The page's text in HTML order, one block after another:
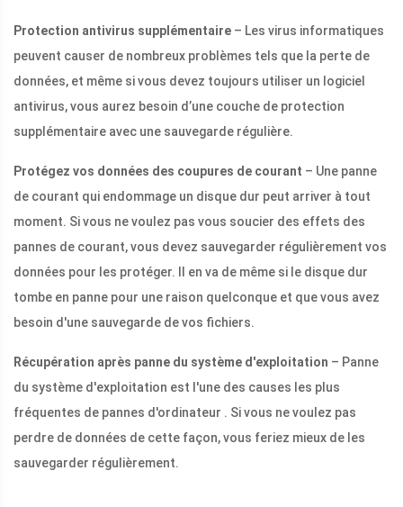
Protection antivirus supplémentaire – Les virus informatiques
peuvent causer de nombreux problèmes tels que la perte de
données, et même si vous devez toujours utiliser un logiciel
antivirus, vous aurez besoin d’une couche de protection
supplémentaire avec une sauvegarde régulière.
Protégez vos données des coupures de courant – Une panne
de courant qui endommage un disque dur peut arriver à tout
moment. Si vous ne voulez pas vous soucier des effets des
pannes de courant, vous devez sauvegarder régulièrement vos
données pour les protéger. Il en va de même si le disque dur
tombe en panne pour une raison quelconque et que vous avez
besoin d'une sauvegarde de vos fichiers.
Récupération après panne du système d'exploitation – Panne
du système d'exploitation est l'une des causes les plus
fréquentes de pannes d'ordinateur . Si vous ne voulez pas
perdre de données de cette façon, vous feriez mieux de les
sauvegarder régulièrement.